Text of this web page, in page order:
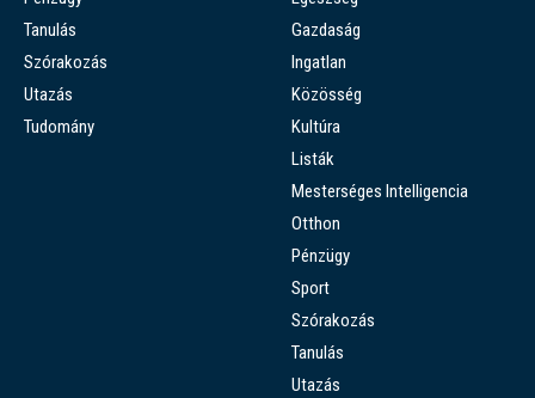
Tanulás
Szórakozás
Utazás
Tudomány
Gazdaság
Ingatlan
Közösség
Kultúra
Listák
Mesterséges Intelligencia
Otthon
Pénzügy
Sport
Szórakozás
Tanulás
Utazás